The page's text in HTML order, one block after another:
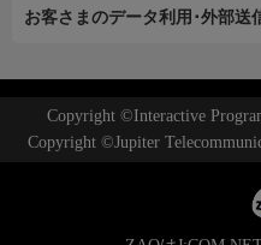
お客さまのデータ利用･外部送
Copyright ©Interactive
Copyright ©Jupiter